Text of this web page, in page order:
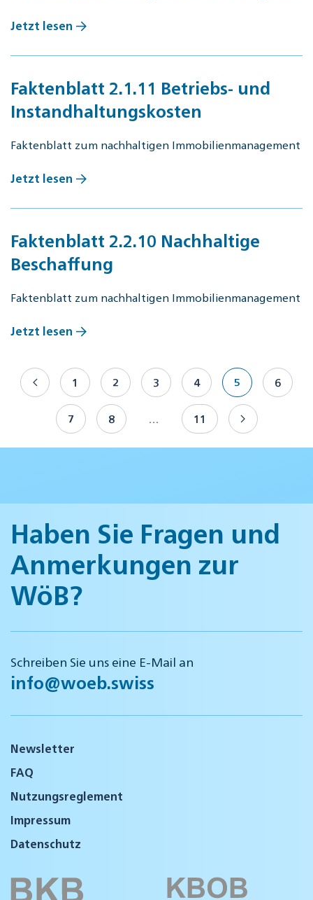
Jetzt lesen
Faktenblatt 2.1.11 Betriebs- und
Instandhaltungskosten
Faktenblatt zum nachhaltigen Immobilienmanagement
Jetzt lesen
Faktenblatt 2.2.10 Nachhaltige
Beschaffung
Faktenblatt zum nachhaltigen Immobilienmanagement
Jetzt lesen
1 2 3 4 5 6
7 8 … 11
Haben Sie Fragen und
Anmerkungen zur
WöB?
Schreiben Sie uns eine E-Mail an
info@woeb.swiss
Newsletter
FAQ
Nutzungsreglement
Impressum
Datenschutz